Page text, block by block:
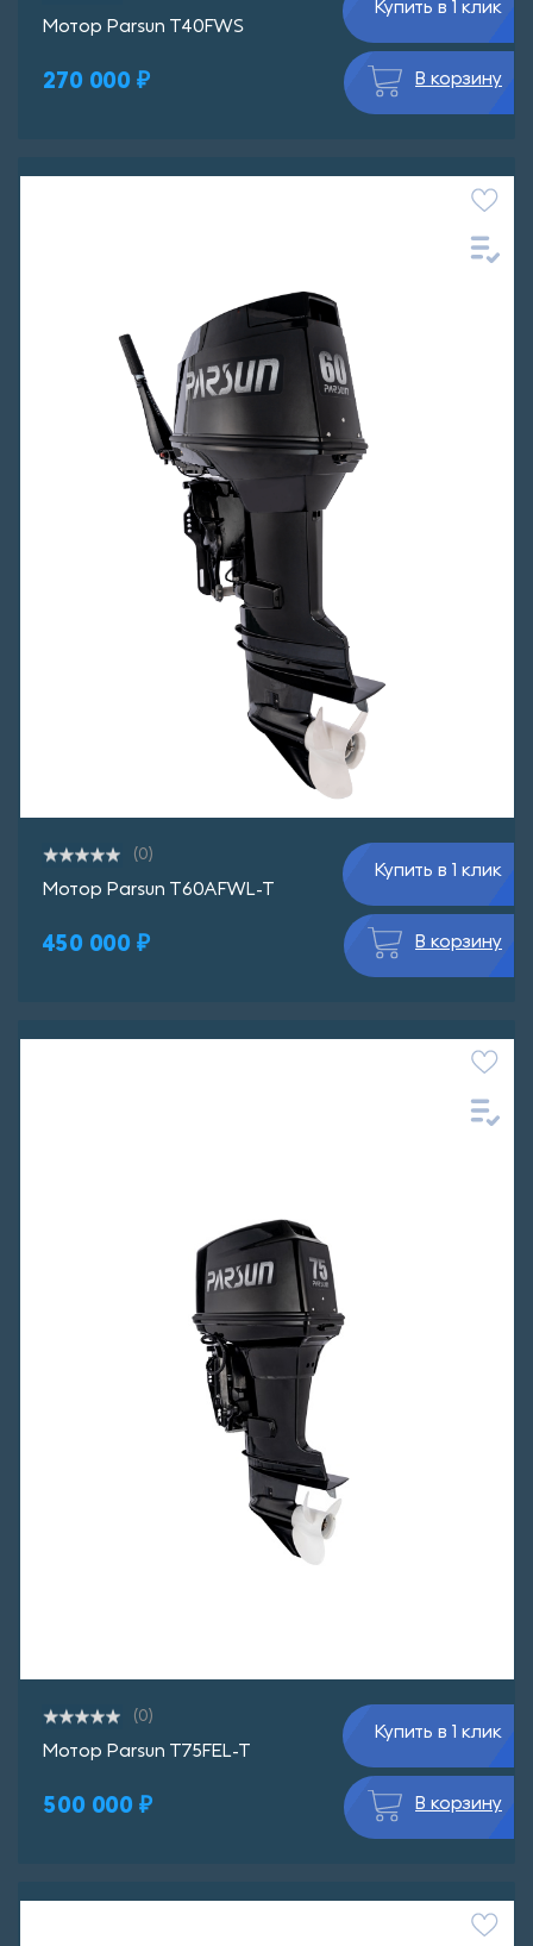
Мотор Parsun T40FWS
270 000 ₽
Купить в 1 клик
В корзину
(0)
Мотор Parsun T60AFWL-T
450 000 ₽
Купить в 1 клик
В корзину
(0)
Мотор Parsun T75FEL-T
500 000 ₽
Купить в 1 клик
В корзину